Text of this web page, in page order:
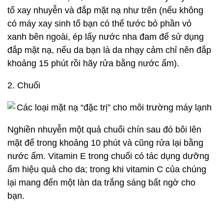
tố xay nhuyễn và đắp mặt nạ như trên (nếu không
có máy xay sinh tố bạn có thể tước bỏ phần vỏ
xanh bên ngoài, ép lấy nước nha đam để sử dụng
đắp mặt nạ, nếu da bạn là da nhạy cảm chỉ nên đắp
khoảng 15 phút rồi hãy rửa bằng nước ấm).
2. Chuối
Nghiền nhuyễn một quả chuối chín sau đó bôi lên
mặt để trong khoảng 10 phút và cũng rửa lại bằng
nước ấm. Vitamin E trong chuối có tác dụng dưỡng
ẩm hiệu quả cho da; trong khi vitamin C của chúng
lại mang đến một làn da trắng sáng bất ngờ cho
bạn.